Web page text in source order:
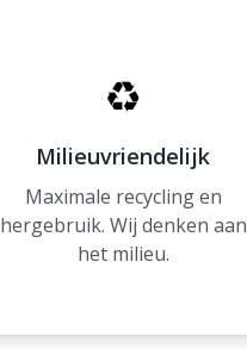
♻
Milieuvriendelijk
Maximale recycling en
hergebruik. Wij denken aan
het milieu.